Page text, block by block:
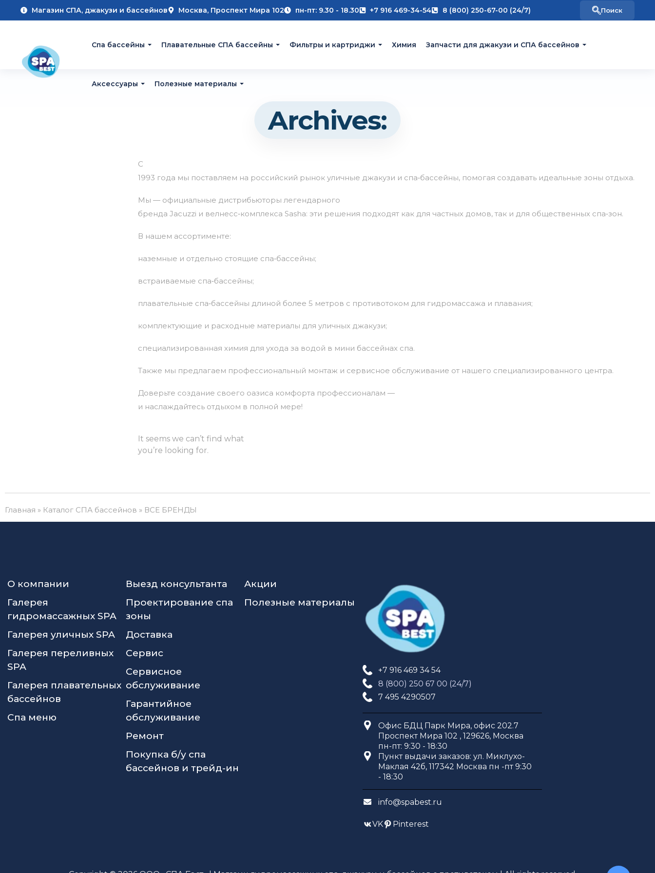
Магазин СПА, джакузи и бассейнов Москва, Проспект Мира 102 пн-пт: 9.30 - 18.30 +7 916 469-34-54 8 (800) 250-67-00 (24/7)
Cпа бассейны Плавательные СПА бассейны Фильтры и картриджи Химия Запчасти для джакузи и СПА бассейнов
Аксессуары Полезные материалы
Archives:
С
1993 года мы поставляем на российский рынок уличные джакузи и спа‑бассейны, помогая создавать идеальные зоны отдыха.
Мы — официальные дистрибьюторы легендарного
бренда Jacuzzi и велнесс‑комплекса Sasha: эти решения подходят как для частных домов, так и для общественных спа‑зон.
В нашем ассортименте:
наземные и отдельно стоящие спа‑бассейны;
встраиваемые спа‑бассейны;
плавательные спа‑бассейны длиной более 5 метров с противотоком для гидромассажа и плавания;
комплектующие и расходные материалы для уличных джакузи;
специализированная химия для ухода за водой в мини бассейнах спа.
Также мы предлагаем профессиональный монтаж и сервисное обслуживание от нашего специализированного центра.
Доверьте создание своего оазиса комфорта профессионалам —
и наслаждайтесь отдыхом в полной мере!
It seems we can’t find what
you’re looking for.
Главная » Каталог СПА бассейнов » ВСЕ БРЕНДЫ
О компании
Галерея
гидромассажных SPA
Галерея уличных SPA
Галерея переливных
SPA
Галерея плавательных
бассейнов
Спа меню
Выезд консультанта
Проектирование спа
зоны
Доставка
Сервис
Сервисное
обслуживание
Гарантийное
обслуживание
Ремонт
Покупка б/у спа
бассейнов и трейд-ин
Акции
Полезные материалы
+7 916 469 34 54
8 (800) 250 67 00 (24/7)
7 495 4290507
Офис БДЦ Парк Мира, офис 202.7
Проспект Мира 102 , 129626, Москва
пн-пт: 9:30 - 18:30
Пункт выдачи заказов: ул. Миклухо-
Маклая 42б, 117342 Москва пн -пт 9:30
- 18:30
info@spabest.ru
VK Pinterest